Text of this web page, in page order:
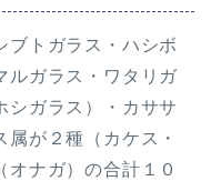
トガラス・ハシボ
ルガラス・ワタリガ
シガラス）・カササ
が２種（カケス・
オナガ）の合計１０